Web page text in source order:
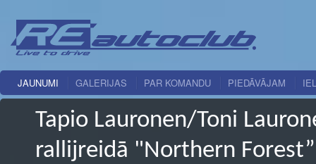
JAUNUMI GALERIJAS PAR KOMANDU PIEDĀVĀJAM
Tapio Lauronen/Toni
rallijreidā "Northern